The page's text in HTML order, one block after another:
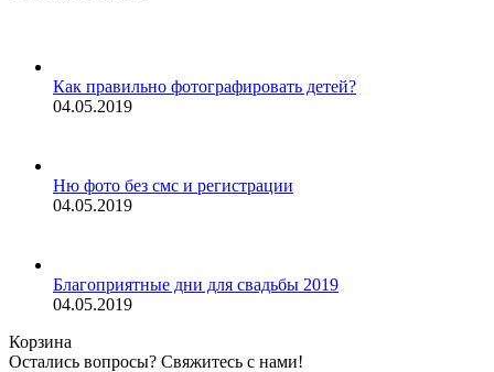
Как правильно фотографировать детей?
04.05.2019
Ню фото без смс и регистрации
04.05.2019
Благоприятные дни для свадьбы 2019
04.05.2019
Корзина
Остались вопросы? Свяжитесь с нами!